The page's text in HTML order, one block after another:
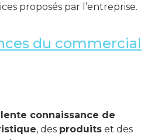
proposés par l’entreprise.
du commercial
connaissance de
, des produits et des